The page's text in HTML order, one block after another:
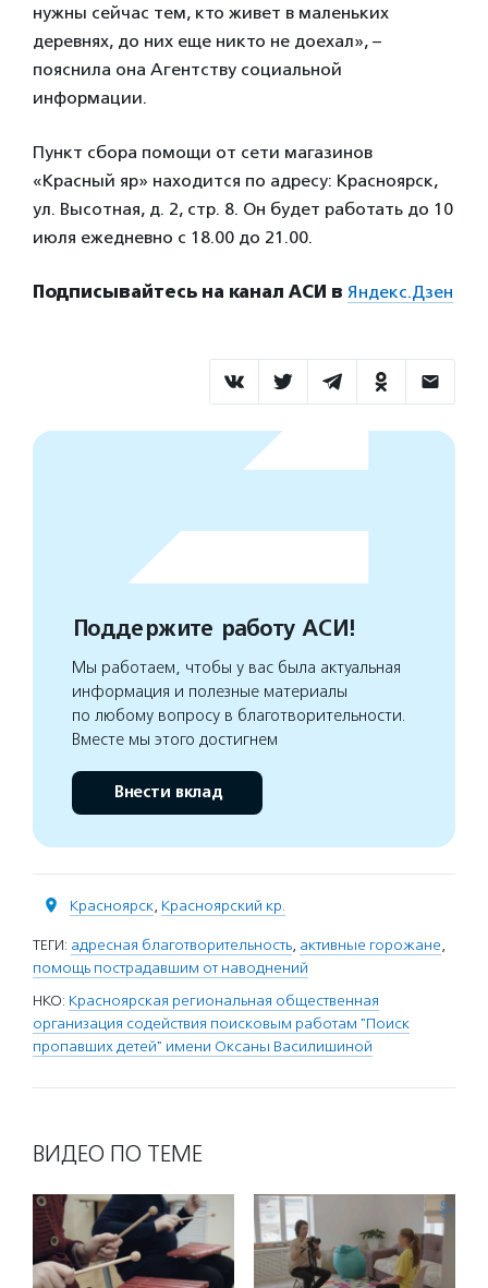
нужны сейчас тем, кто живет в маленьких
деревнях, до них еще никто не доехал», –
пояснила она Агентству социальной
информации.
Пункт сбора помощи от сети магазинов
«Красный яр» находится по адресу: Красноярск,
ул. Высотная, д. 2, стр. 8. Он будет работать до 10
июля ежедневно с 18.00 до 21.00.
Подписывайтесь на канал АСИ в Яндекс.Дзен
Поддержите работу АСИ!
Мы работаем, чтобы у вас была актуальная
информация и полезные материалы
по любому вопросу в благотворительности.
Вместе мы этого достигнем
Внести вклад
Красноярск, Красноярский кр.
ТЕГИ: адресная благотворительность, активные горожане,
помощь пострадавшим от наводнений
НКО: Красноярская региональная общественная
организация содействия поисковым работам "Поиск
пропавших детей" имени Оксаны Василишиной
ВИДЕО ПО ТЕМЕ